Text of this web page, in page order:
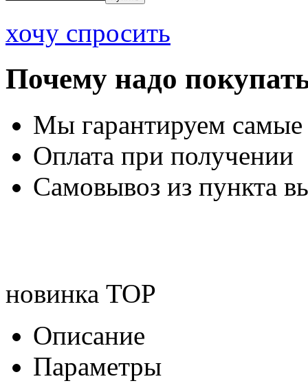
хочу спросить
Почему надо
Мы гарантируем
Оплата при получении
Самовывоз из пункта
новинка TOP
Описание
Параметры